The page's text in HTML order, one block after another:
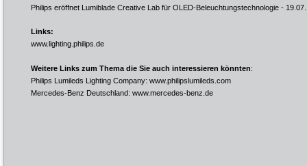
Philips eröffnet Lumiblade Creative Lab für OLED-Beleuchtungstechnologie -
Links:
www.lighting.philips.de
Weitere Links zum Thema die Sie auch interessieren könnten:
Philips Lumileds Lighting Company: www.philipslumileds.com
Mercedes-Benz Deutschland: www.mercedes-benz.de